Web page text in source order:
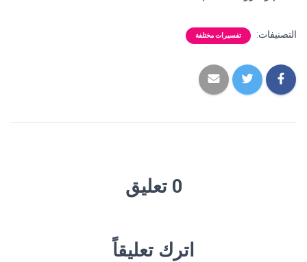
التصنيفات: تفسيرات مختلفة
0 تعليق
اترك تعليقاً